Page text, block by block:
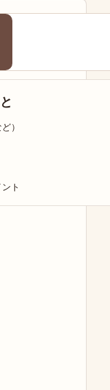
）
ト